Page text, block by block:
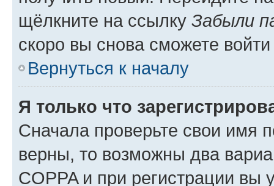
щёлкните на ссылку Забыли
скоро вы снова сможете
Вернуться к началу
Я только что
Сначала проверьте свои имя
верны, то возможны два
COPPA и при регистрации вы